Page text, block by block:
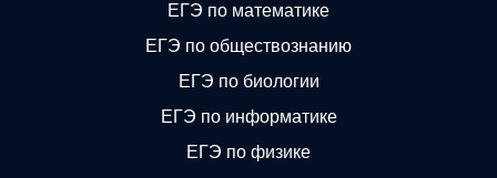
ЕГЭ по математике
ЕГЭ по обществознанию
ЕГЭ по биологии
ЕГЭ по информатике
ЕГЭ по физике